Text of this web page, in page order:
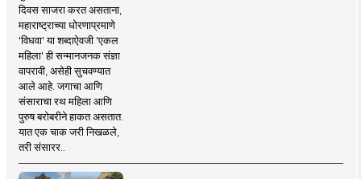
दिवस साजरा करत असताना,
महाराष्ट्राच्या धोरणाप्रमाणे
'विधवा' या शब्दाऐवजी 'एकल
महिला' ही सन्मानजनक संज्ञा
वापरावी, असेही सुचवण्यात
आले आहे. जगाचा आणि
संसाराचा रथ महिला आणि
पुरुष बरोबरीने हाकत असतात.
यात एक चाक जरी निखळले,
तरी संसारर..